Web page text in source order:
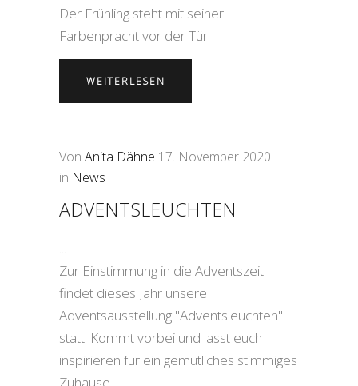
Der Frühling steht mit seiner
Farbenpracht vor der Tür.
WEITERLESEN
Von Anita Dähne 17. November 2020
in News
ADVENTSLEUCHTEN
Zur Einstimmung in die Adventszeit
findet dieses Jahr unsere
Adventsausstellung "Adventsleuchten"
statt. Kommt vorbei und lasst euch
inspirieren für ein gemütliches stimmiges